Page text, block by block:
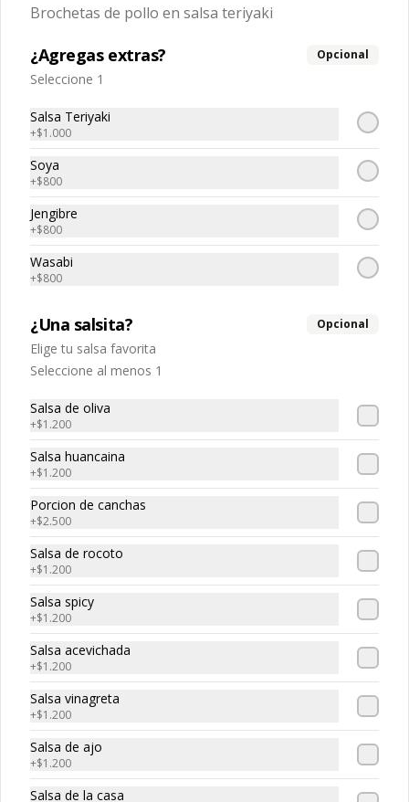
$5.040$7.200
Tempura sake
cebollin
$5.040
Tako spicy 🌶️
Pulpo, spicy, palta
$5.670
Maguro roll
Atun, palta, queso
$5.320$7.600
Edo roll
Camaron, salmon, queso crema
$5.530$7.900
-30%
Smoked roll
Salmon ahumado, queso cream,
cebollin
Brochetas de pollo en salsa teriyaki
¿Agregas extras? Opcional
Seleccione 1
Salsa Teriyaki
+$1.000
Soya
+$800
Jengibre
+$800
Wasabi
+$800
¿Una salsita? Opcional
Elige tu salsa favorita
Seleccione al menos 1
Salsa de oliva
+$1.200
Salsa huancaina
+$1.200
Porcion de canchas
+$2.500
Salsa de rocoto
+$1.200
Salsa spicy
+$1.200
Salsa acevichada
+$1.200
Salsa vinagreta
+$1.200
Salsa de ajo
+$1.200
Salsa de la casa